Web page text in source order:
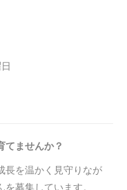
てませんか？
長を温かく見守りなが
募集しています。